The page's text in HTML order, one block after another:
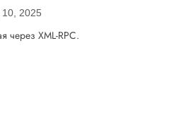
2025
через XML-RPC.